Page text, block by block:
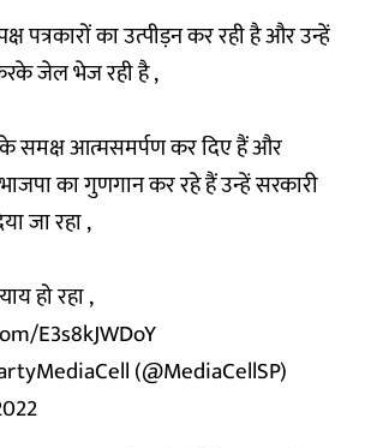
पत्रकारों का उत्पीड़न कर रही है और उन्हें
जेल भेज रही है ,
के समक्ष आत्मसमर्पण कर दिए हैं और
का गुणगान कर रहे हैं उन्हें सरकारी
जा रहा ,
हो रहा ,
E3s8kJWDoY
(@MediaCellSP)